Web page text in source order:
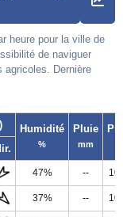
heure pour la ville de
de naviguer
agricoles. Dernière
Humidité
%
Pluie
mm
47% --
37% --